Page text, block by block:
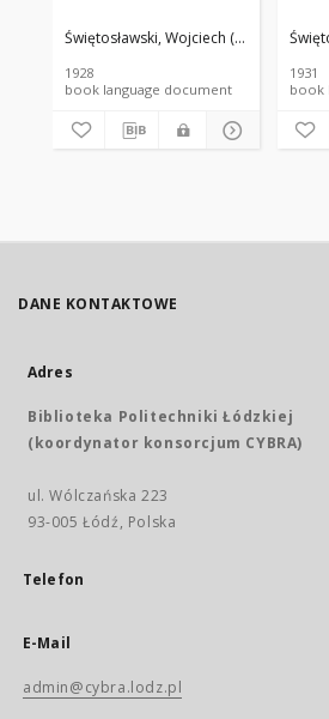
Świętosławski, Wojciech (1881-1968).
1928
book language document
1931
DANE KONTAKTOWE
Adres
Biblioteka Politechniki Łódzkiej
(koordynator konsorcjum CYBRA)
ul. Wólczańska 223
93-005 Łódź, Polska
Telefon
E-Mail
admin@cybra.lodz.pl